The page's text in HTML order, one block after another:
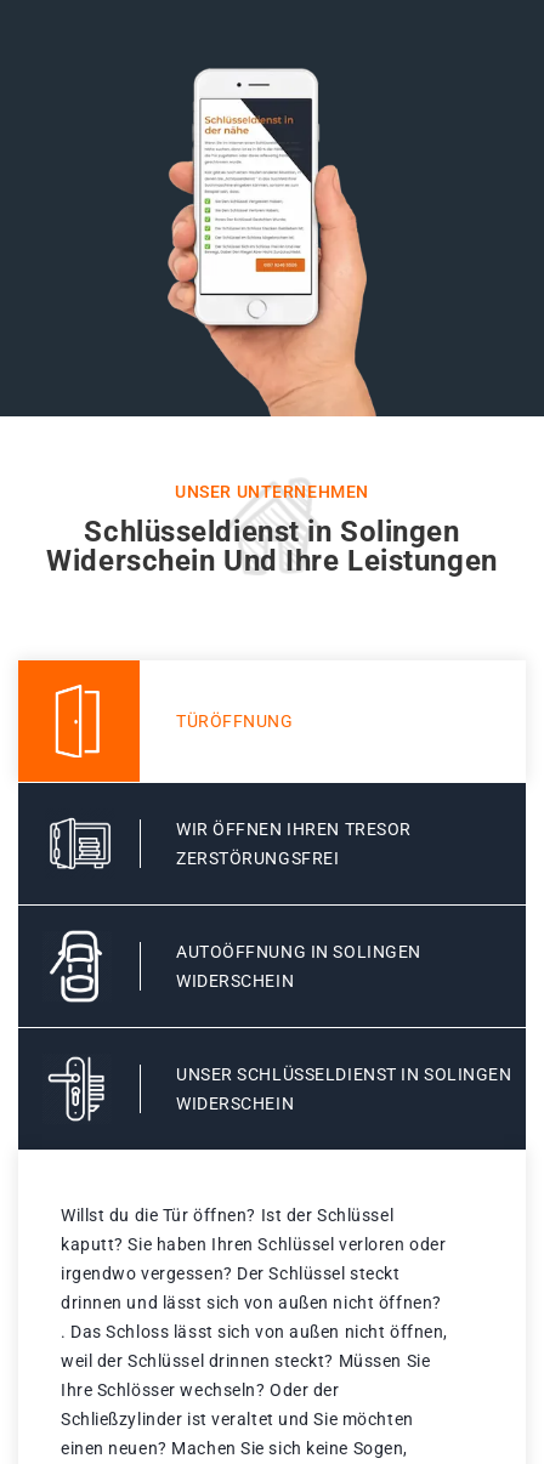
UNSER UNTERNEHMEN
Schlüsseldienst in Solingen
Widerschein Und Ihre Leistungen
TÜRÖFFNUNG
WIR ÖFFNEN IHREN TRESOR
ZERSTÖRUNGSFREI
AUTOÖFFNUNG IN SOLINGEN
WIDERSCHEIN
UNSER SCHLÜSSELDIENST IN SOLINGEN
WIDERSCHEIN
Willst du die Tür öffnen? Ist der Schlüssel
kaputt? Sie haben Ihren Schlüssel verloren oder
irgendwo vergessen? Der Schlüssel steckt
drinnen und lässt sich von außen nicht öffnen?
. Das Schloss lässt sich von außen nicht öffnen,
weil der Schlüssel drinnen steckt? Müssen Sie
Ihre Schlösser wechseln? Oder der
Schließzylinder ist veraltet und Sie möchten
einen neuen? Machen Sie sich keine Sogen,